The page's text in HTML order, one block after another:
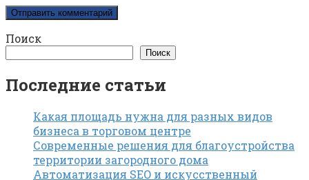
Поиск
Поиск
Последние статьи
Какая площадь нужна для разных видов
бизнеса в торговом центре
Современные решения для благоустройства
территории загородного дома
Автоматизация SEO и искусственный